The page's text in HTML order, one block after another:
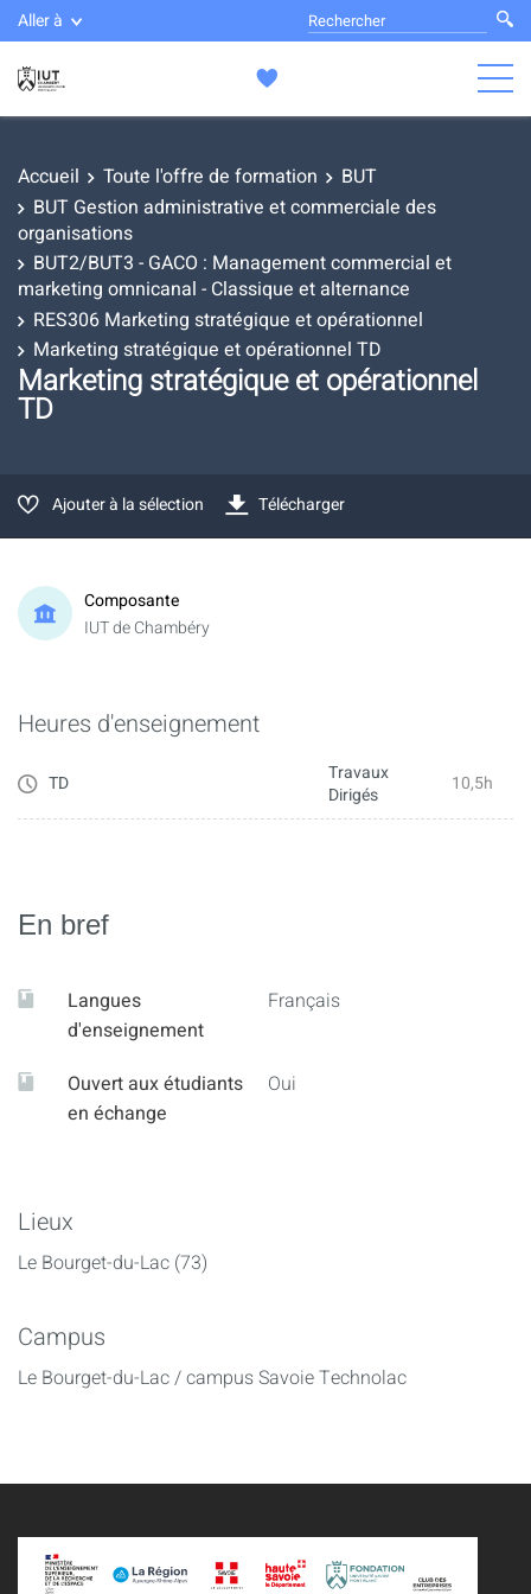
Aller à
Accueil Toute l'offre de formation
BUT
BUT Gestion administrative et commerciale des
organisations
BUT2/BUT3 - GACO : Management commercial et
marketing omnicanal - Classique et alternance
RES306 Marketing stratégique et opérationnel
Marketing stratégique et opérationnel TD
Marketing stratégique et opérationnel
TD
Ajouter à la sélection Télécharger
Composante
IUT de Chambéry
Heures d'enseignement
TD
Travaux
Dirigés
10,5h
En bref
Langues
d'enseignement
Français
Ouvert aux étudiants
en échange
Oui
Lieux
Le Bourget-du-Lac (73)
Campus
Le Bourget-du-Lac / campus Savoie Technolac